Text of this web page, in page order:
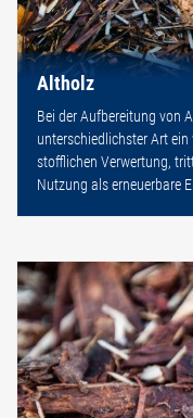
Altholz
Bei der Aufbereitung von
unterschiedlichster Art
stofflichen Verwertung,
Nutzung als erneuerbare